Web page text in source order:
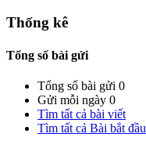
Thống kê
Tổng số bài gửi
Tổng số bài gửi 0
Gửi mỗi ngày 0
Tìm tất cả bài viết
Tìm tất cả Bài bắt đầu